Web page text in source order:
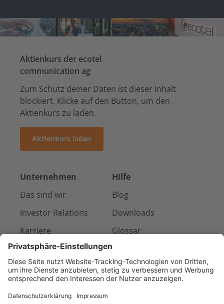
Aktienkurs der ecotel
communication ag
Zum Schutz deiner Daten ist dieser Inhalt
blockiert. Klicke auf den Button, um den
Aktienkurs zu laden.
Aktienkurs laden
Unternehmen
Das sind wir
Investor Relations
Karriere
Presse & Medien
Referenzen
Hilfe
Blog
Downloads
Glossar
Kontakt